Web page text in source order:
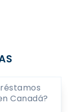
Canadá?